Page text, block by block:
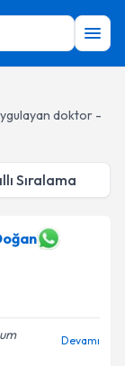
doktor -
Sıralama
Devamı